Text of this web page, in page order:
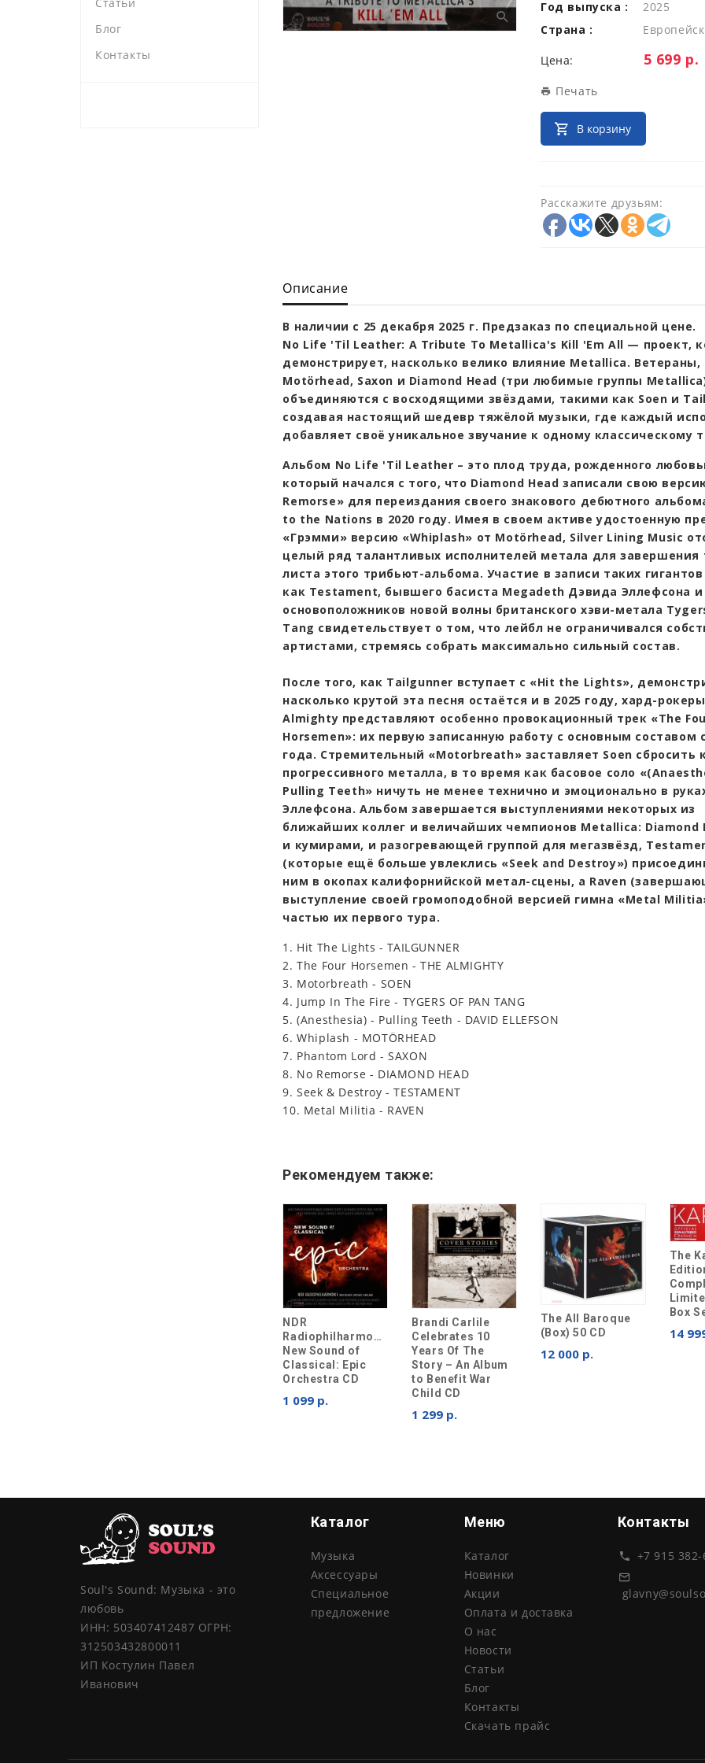
Блог
Контакты
Год выпуска :
2025
Страна :
Цена: Цена:
5 699 р.
Печать
В корзину
Расскажите друзьям:
Описание
В наличии с 25 декабря 2025 г. Предзаказ по специальной цене.
No Life 'Til Leather: A Tribute To Metallica's Kill 'Em All — проект,
демонстрирует, насколько велико влияние Metallica. Ветераны,
Motörhead, Saxon и Diamond Head (три любимые группы
объединяются с восходящими звёздами, такими как Soen и
создавая настоящий шедевр тяжёлой музыки, где каждый
добавляет своё уникальное звучание к одному классическому
Альбом No Life 'Til Leather – это плод труда, рожденного
который начался с того, что Diamond Head записали свою
Remorse» для переиздания своего знакового дебютного
to the Nations в 2020 году. Имея в своем активе удостоенную
«Грэмми» версию «Whiplash» от Motörhead, Silver Lining Music
целый ряд талантливых исполнителей метала для завершения
листа этого трибьют-альбома. Участие в записи таких
как Testament, бывшего басиста Megadeth Дэвида Эллефсона и
основоположников новой волны британского хэви-метала
Tang свидетельствует о том, что лейбл не ограничивался
артистами, стремясь собрать максимально сильный состав.
После того, как Tailgunner вступает с «Hit the Lights»,
насколько крутой эта песня остаётся и в 2025 году, хард-
Almighty представляют особенно провокационный трек «The
Horsemen»: их первую записанную работу с основным составом
года. Стремительный «Motorbreath» заставляет Soen сбросить
прогрессивного металла, в то время как басовое соло
Pulling Teeth» ничуть не менее технично и эмоционально в
Эллефсона. Альбом завершается выступлениями некоторых из
ближайших коллег и величайших чемпионов Metallica: Diamond
и кумирами, и разогревающей группой для мегазвёзд,
(которые ещё больше увлеклись «Seek and Destroy»)
ним в окопах калифорнийской метал-сцены, а Raven
выступление своей громоподобной версией гимна «Metal
частью их первого тура.
1. Hit The Lights - TAILGUNNER
2. The Four Horsemen - THE ALMIGHTY
3. Motorbreath - SOEN
4. Jump In The Fire - TYGERS OF PAN TANG
5. (Anesthesia) - Pulling Teeth - DAVID ELLEFSON
6. Whiplash - MOTÖRHEAD
7. Phantom Lord - SAXON
8. No Remorse - DIAMOND HEAD
9. Seek & Destroy - TESTAMENT
10. Metal Militia - RAVEN
Рекомендуем также:
NDR
Radiophilharmonie
New Sound of
Classical: Epic
Orchestra CD
1 099 р.
Brandi Carlile
Celebrates 10
Years Of The
Story – An Album
to Benefit War
Child CD
1 299 р.
The All Baroque
(Box) 50 CD
12 000 р.
The
Box
14
Soul's Sound: Музыка - это
любовь
ИНН: 503407412487 ОГРН:
312503432800011
ИП Костулин Павел
Иванович
Каталог
Музыка
Аксессуары
Специальное
предложение
Меню
Каталог
Новинки
Акции
Оплата и доставка
О нас
Новости
Статьи
Блог
Контакты
Скачать прайс
Контакты
+7 915